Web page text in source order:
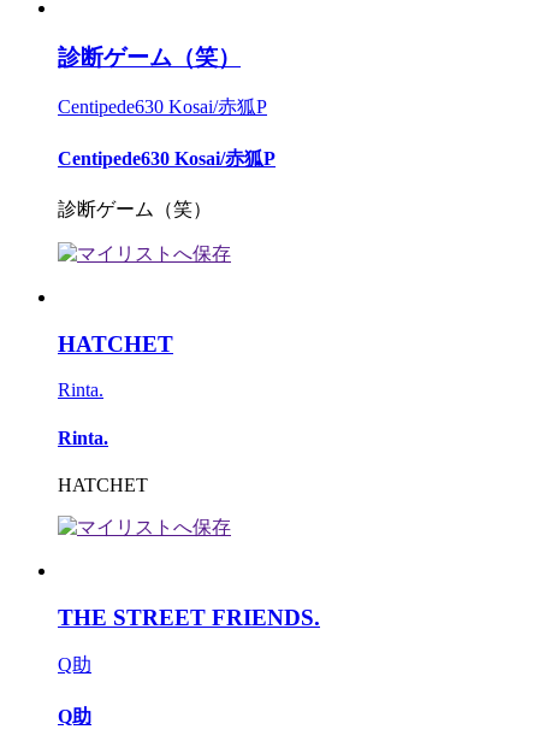
診断ゲーム（笑）
Centipede630 Kosai/赤狐P
Centipede630 Kosai/赤狐P
診断ゲーム（笑）
HATCHET
Rinta.
Rinta.
HATCHET
THE STREET FRIENDS.
Q助
Q助